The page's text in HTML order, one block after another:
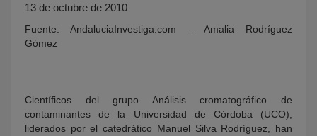
13 de octubre de 2010
Fuente: AndaluciaInvestiga.com – Amalia Rodríguez
Gómez
Científicos del grupo Análisis cromatográfico de
contaminantes de la Universidad de Córdoba (UCO),
liderados por el catedrático Manuel Silva Rodríguez, han